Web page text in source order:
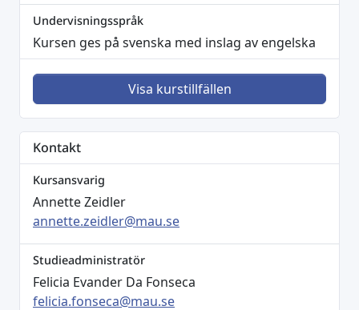
Undervisningsspråk
Kursen ges på svenska med inslag av engelska
Visa kurstillfällen
Kontakt
Kursansvarig
Annette Zeidler
annette.zeidler@mau.se
Studieadministratör
Felicia Evander Da Fonseca
felicia.fonseca@mau.se